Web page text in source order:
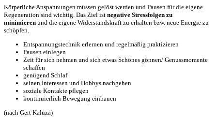
Körperliche Anspannungen müssen gelöst werden und Pausen für die eigene
Regeneration sind wichtig. Das Ziel ist negative Stressfolgen zu
minimieren und die eigene Widerstandskraft zu erhalten bzw. neue Energie zu
schöpfen.
Entspannungstechnik erlernen und regelmäßig praktizieren
Pausen einlegen
Zeit für sich nehmen und sich etwas Schönes gönnen/ Genussmomente
schaffen
genügend Schlaf
seinen Interessen und Hobbys nachgehen
soziale Kontakte pflegen
kontinuierlich Bewegung einbauen
(nach Gert Kaluza)